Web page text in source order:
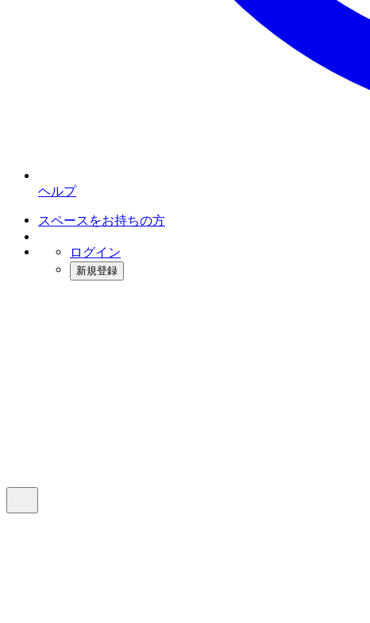
ヘルプ
スペースをお持ちの方
ログイン
新規登録